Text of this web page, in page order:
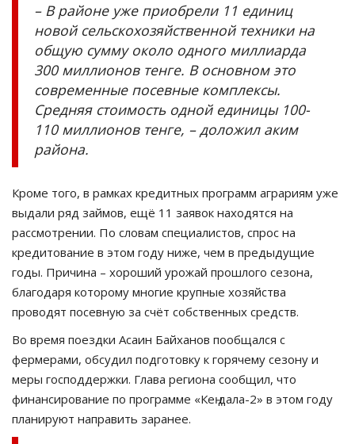
– В районе уже приобрели 11 единиц
новой сельскохозяйственной техники на
общую сумму около одного миллиарда
300 миллионов тенге. В основном это
современные посевные комплексы.
Средняя стоимость одной единицы 100-
110 миллионов тенге, – доложил аким
района.
Кроме того, в рамках кредитных программ аграриям уже
выдали ряд займов, ещё 11 заявок находятся на
рассмотрении. По словам специалистов, спрос на
кредитование в этом году ниже, чем в предыдущие
годы. Причина – хороший урожай прошлого сезона,
благодаря которому многие крупные хозяйства
проводят посевную за счёт собственных средств.
Во время поездки Асаин Байханов пообщался с
фермерами, обсудил подготовку к горячему сезону и
меры господдержки. Глава региона сообщил, что
финансирование по программе «Кең дала-2» в этом году
планируют направить заранее.